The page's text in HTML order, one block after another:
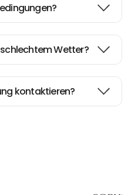
Wetter?
kontaktieren?